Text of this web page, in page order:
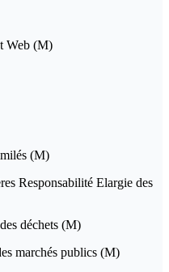
Web (M)
(M)
Responsabilité Elargie des
déchets (M)
marchés publics (M)